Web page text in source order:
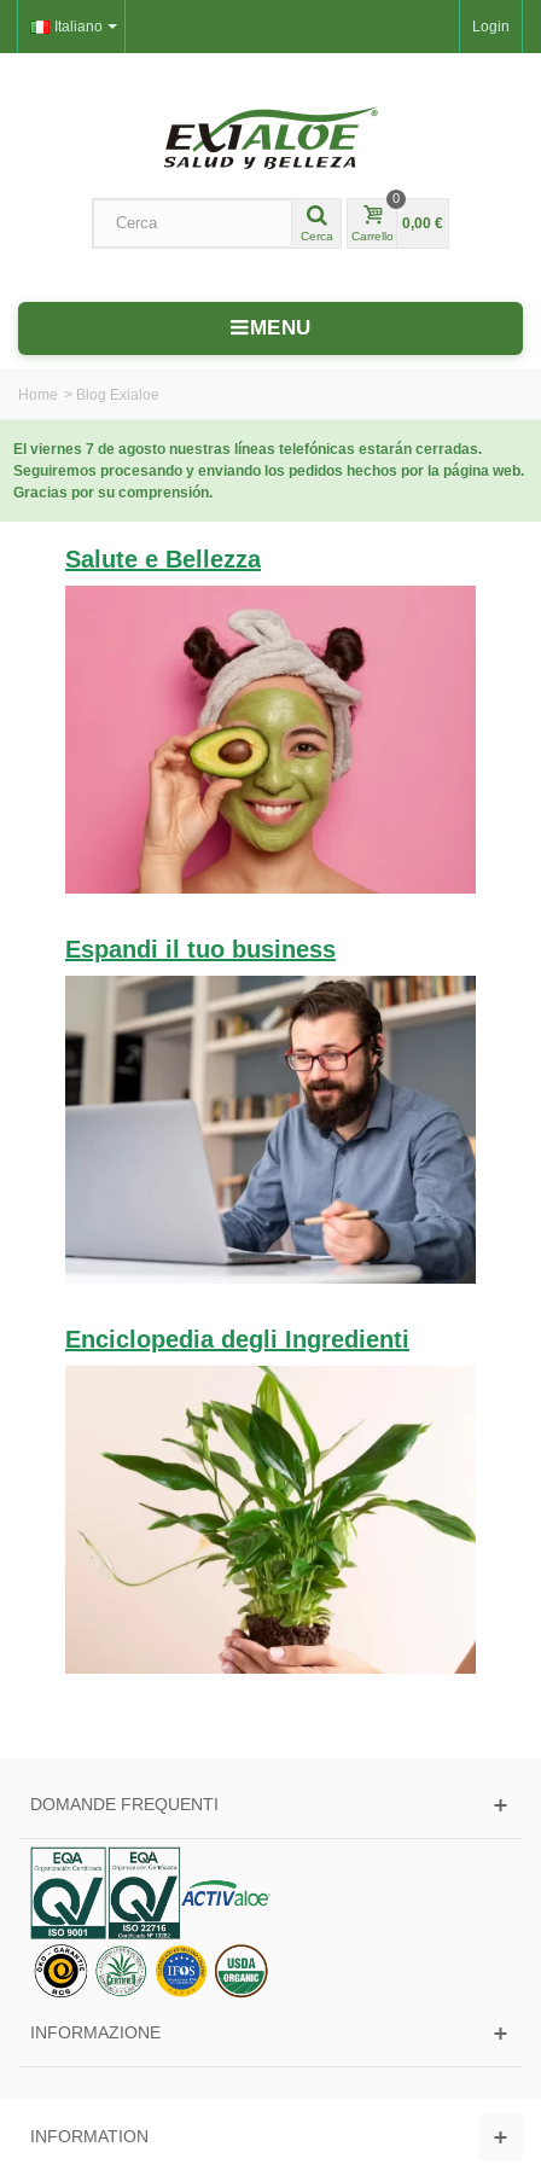
Login
Italiano
Cerca Carrello
0
0,00 €
MENU
Home > Blog Exialoe
El viernes 7 de agosto nuestras líneas telefónicas estarán cerradas.
Seguiremos procesando y enviando los pedidos hechos por la página web.
Gracias por su comprensión.
Salute e Bellezza
Espandi il tuo business
Enciclopedia degli Ingredienti
DOMANDE FREQUENTI
INFORMAZIONE
INFORMATION